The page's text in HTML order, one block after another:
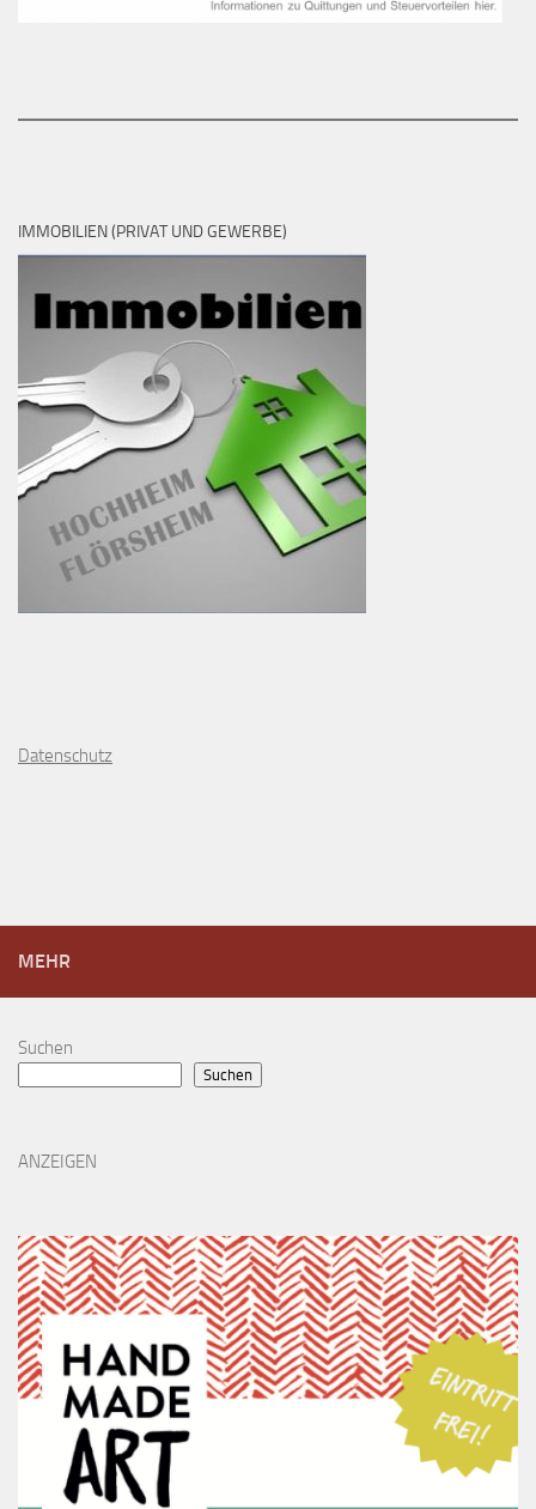
IMMOBILIEN (PRIVAT UND GEWERBE)
Datenschutz
MEHR
Suchen
Suchen
ANZEIGEN